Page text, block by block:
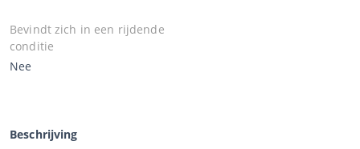
Bevindt zich in een rijdende
conditie
Nee
Beschrijving